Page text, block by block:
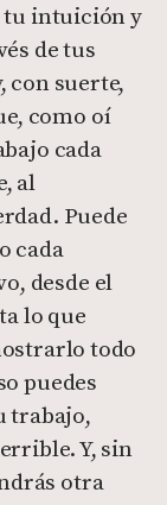
tu intuición y
de tus
con suerte,
como oí
cada
al
Puede
cada
desde el
lo que
todo
puedes
trabajo,
Y, sin
otra